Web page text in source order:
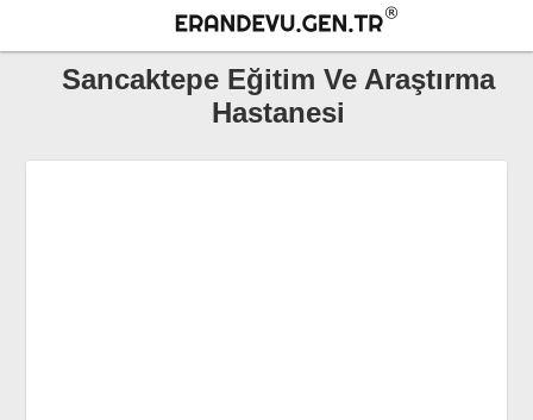
Sancaktepe Eğitim Ve Araştırma
Hastanesi